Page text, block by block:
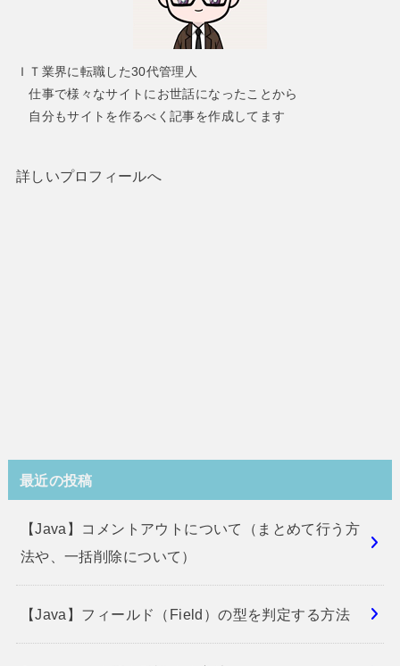
ＩＴ業界に転職した30代管理人
仕事で様々なサイトにお世話になったことから
自分もサイトを作るべく記事を作成してます
詳しいプロフィールへ
最近の投稿
【Java】コメントアウトについて（まとめて行う方
法や、一括削除について）
【Java】フィールド（Field）の型を判定する方法